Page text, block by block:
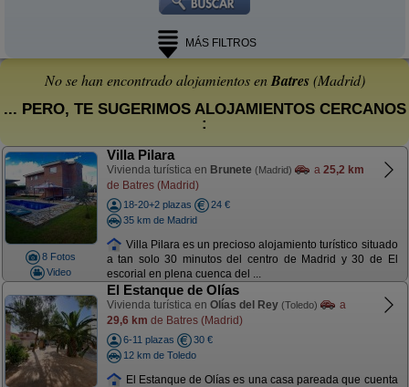
MÁS FILTROS
No se han encontrado alojamientos enBatres(Madrid)
... PERO, TE SUGERIMOS ALOJAMIENTOS CERCANOS
:
8 Fotos
Video
Villa Pilara
Vivienda turística en Brunete (Madrid) a 25,2 km
de Batres (Madrid)
18-20+2 plazas
24 €
35 km de Madrid
Villa Pilara es un precioso alojamiento turístico situado
a tan solo 30 minutos del centro de Madrid y 30 de El
escorial en plena cuenca del ...
El Estanque de Olías
Vivienda turística en Olías del Rey (Toledo)
a
29,6 km de Batres (Madrid)
6-11 plazas
30 €
12 km de Toledo
El Estanque de Olías es una casa pareada que cuenta